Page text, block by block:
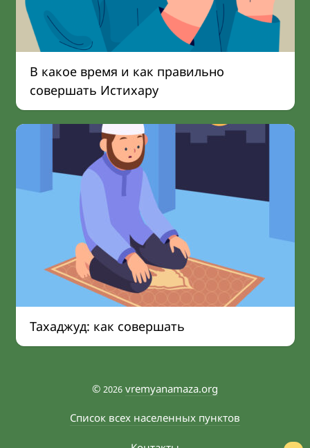
В какое время и как правильно
совершать Истихару
Тахаджуд: как совершать
© 2026 vremyanamaza.org
Список всех населенных пунктов